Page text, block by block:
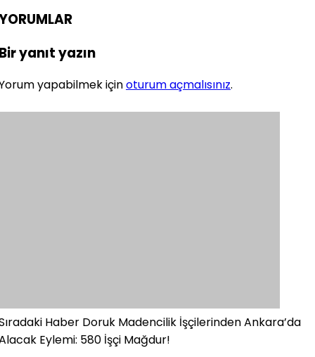
yanıt yazın
yapabilmek içinoturum açmalısınız.
Haber Doruk Madencilik İşçilerinden Ankara’da
Eylemi: 580 İşçi Mağdur!